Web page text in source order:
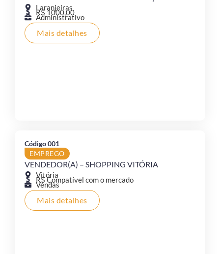
Laranjeiras
R$ 1000,00
Administrativo
Mais detalhes
Código 001
EMPREGO
VENDEDOR(A) – SHOPPING VITÓRIA
Vitória
R$ Compatível com o mercado
Vendas
Mais detalhes